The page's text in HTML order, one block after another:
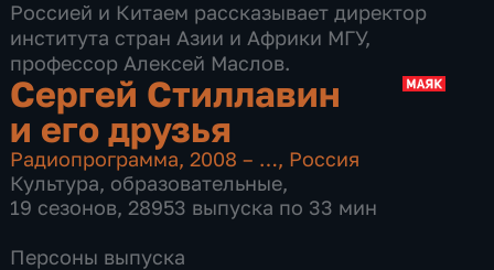
Россией и Китаем рассказывает директор
института стран Азии и Африки МГУ,
профессор Алексей Маслов.
Сергей Стиллавин
и его друзья
Радиопрограмма,2008 – …, Россия
Культура, образовательные,
19 сезонов, 28953 выпуска по 33 мин
Персоны выпуска